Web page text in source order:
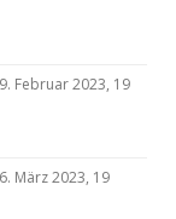
Februar 2023, 19
März 2023, 19